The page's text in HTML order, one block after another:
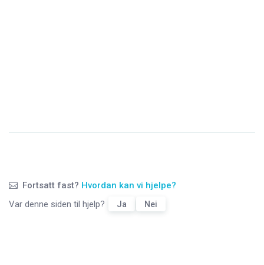
Fortsatt fast? Hvordan kan vi hjelpe?
Var denne siden til hjelp?
Ja Nei